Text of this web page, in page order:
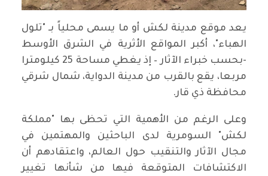
يعد موقع مدينة لكش أو ما يسمى محلياً بـ "تلول
الهباء"، أكبر المواقع الأثرية في الشرق الأوسط
-بحسب خبراء الآثار – إذ يغطي مساحة 25 كيلومترا
مربعا، يقع بالقرب من مدينة الدواية، شمال شرقي
محافظة ذي قار.
وعلى الرغم من الأهمية التي تحظى بها "مملكة
لكش" السومرية لدى الباحثين والمهتمين في
مجال الآثار والتنقيب حول العالم، واعتقادهم أن
الاكتشافات المتوقعة فيها من شأنها تغيير